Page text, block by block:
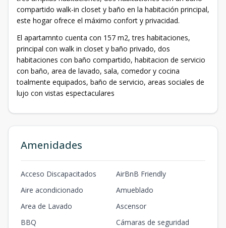
compartido walk-in closet y baño en la habitación principal,
este hogar ofrece el máximo confort y privacidad.
El apartamnto cuenta con 157 m2, tres habitaciones,
principal con walk in closet y baño privado, dos
habitaciones con baño compartido, habitacion de servicio
con baño, area de lavado, sala, comedor y cocina
toalmente equipados, baño de servicio, areas sociales de
lujo con vistas espectaculares
Amenidades
Acceso Discapacitados
AirBnB Friendly
Aire acondicionado
Amueblado
Area de Lavado
Ascensor
BBQ
Cámaras de seguridad